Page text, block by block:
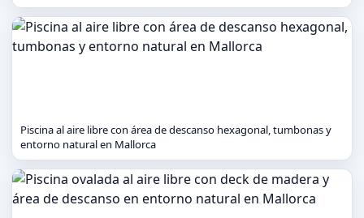
Piscina al aire libre con área de descanso hexagonal, tumbonas y
entorno natural en Mallorca